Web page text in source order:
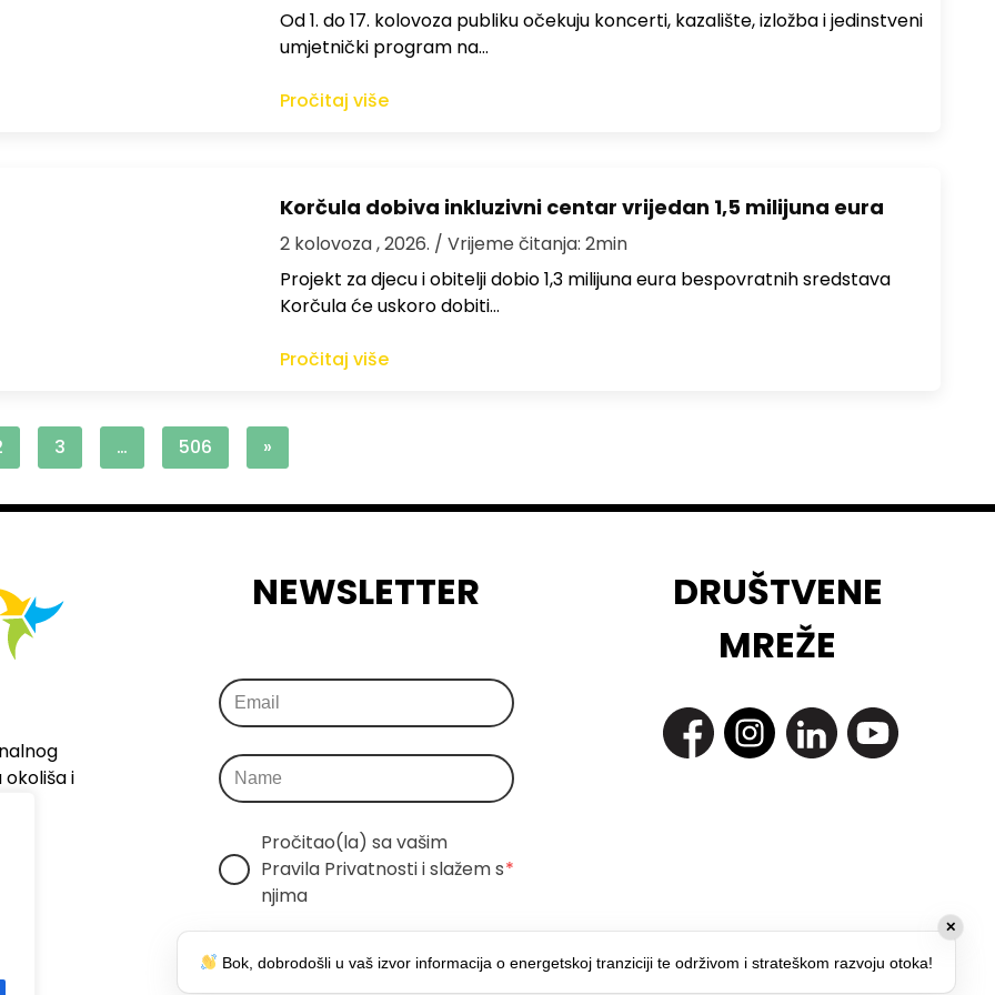
Od 1. do 17. kolovoza publiku očekuju koncerti, kazalište, izložba i jedinstveni
umjetnički program na…
Pročitaj više
Korčula dobiva inkluzivni centar vrijedan 1,5 milijuna eura
2 kolovoza , 2026. / Vrijeme čitanja: 2min
Projekt za djecu i obitelji dobio 1,3 milijuna eura bespovratnih sredstava
Korčula će uskoro dobiti…
Pročitaj više
3 … 506 »
i
NEWSLETTER
Pročitao(la) sa vašim
Pravila Privatnosti i slažem s
njima
*
informacije, bez spama
*
DRUŠTVENE
MREŽE
✕
Bok, dobrodošli u vaš izvor informacija o energetskoj tranziciji te održivom i strateškom razvoju otoka!